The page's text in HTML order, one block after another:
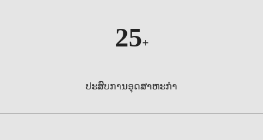
25+
ປະສົບການອຸດສາຫະກໍາ